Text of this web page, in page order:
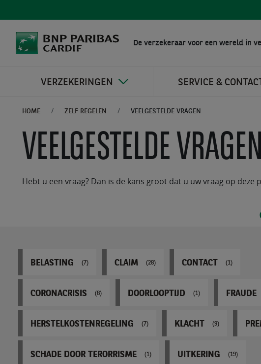
De verzekeraar voor een wereld in
VERZEKERINGEN SERVICE &
HOME ZELF REGELEN VEELGESTELDE VRAGEN
VEELGESTELDE VRAGEN
Hebt u een vraag? Dan is de kans groot dat u uw vraag op
BELASTING (7) CLAIM (28) CONTACT (1)
CORONACRISIS (8) DOORLOOPTIJD (1) FRAUDE
HERSTELKOSTENREGELING (7) KLACHT (9)
SCHADE DOOR TERORRISME (1) UITKERING (19)